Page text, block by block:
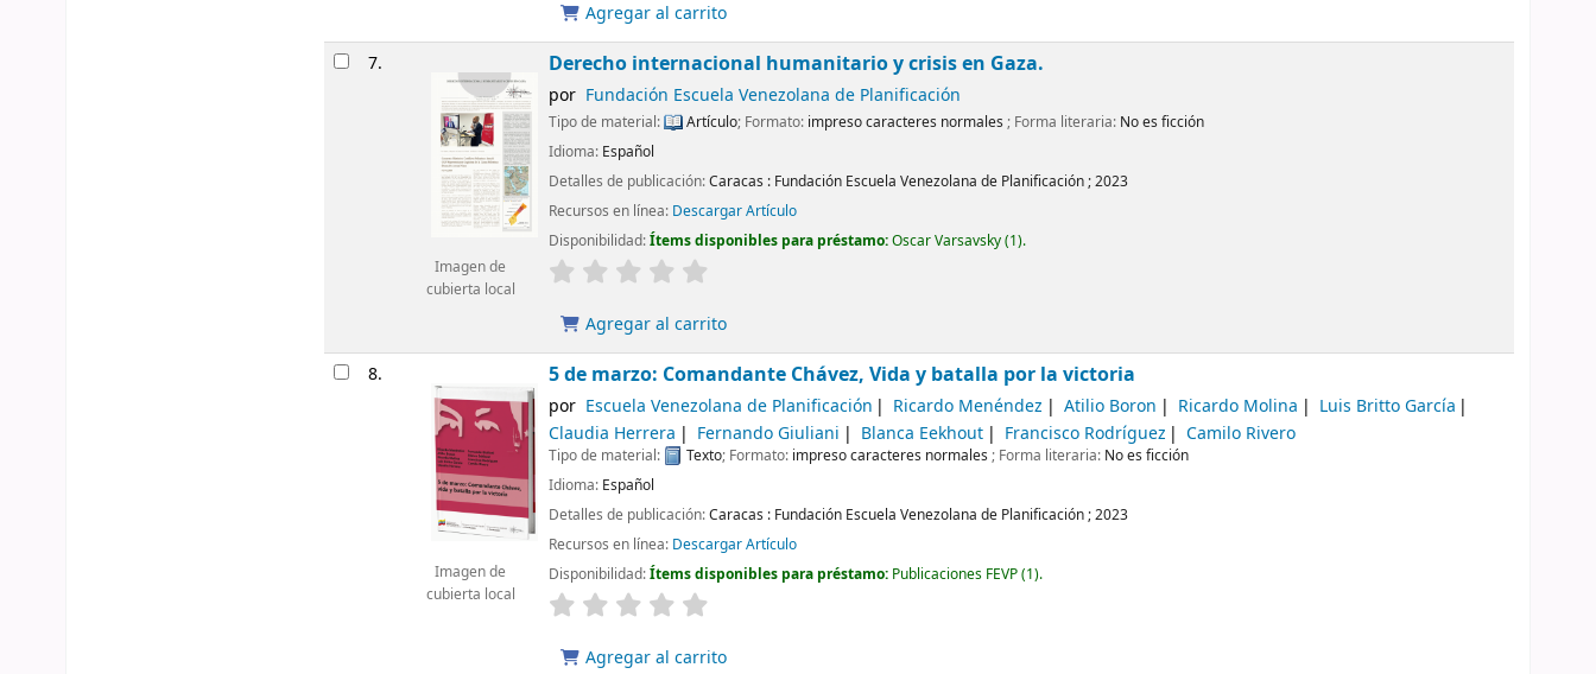
Agregar al carrito
7.
Imagen de
cubierta local
Derecho internacional humanitario y crisis en Gaza.
por Fundación Escuela Venezolana de Planificación
Tipo de material: Artículo; Formato: impreso caracteres normales; Forma literaria: No es ficción
Idioma: Español
Detalles de publicación:Caracas : Fundación Escuela Venezolana de Planificación ;2023
Recursos en línea: Descargar Artículo
Disponibilidad:Ítems disponibles para préstamo:Oscar Varsavsky(1).
Agregar al carrito
8.
Imagen de
cubierta local
5 de marzo: Comandante Chávez, Vida y batalla por la victoria
por Escuela Venezolana de Planificación Ricardo Menéndez Atilio Boron Ricardo Molina
Luis Britto García
Claudia Herrera
Fernando Giuliani Blanca Eekhout Francisco Rodríguez Camilo Rivero
Tipo de material: Texto; Formato: impreso caracteres normales; Forma literaria: No es ficción
Idioma: Español
Detalles de publicación:Caracas : Fundación Escuela Venezolana de Planificación ;2023
Recursos en línea: Descargar Artículo
Disponibilidad:Ítems disponibles para préstamo: Publicaciones FEVP(1).
Agregar al carrito